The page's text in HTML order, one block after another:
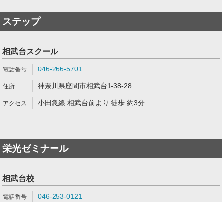
ステップ
相武台スクール
046-266-5701
神奈川県座間市相武台1-38-28
小田急線 相武台前より 徒歩 約3分
栄光ゼミナール
相武台校
046-253-0121